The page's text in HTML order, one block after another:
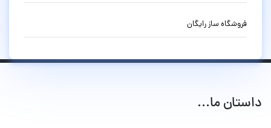
فروشگاه ساز رایگان
داستان ما...